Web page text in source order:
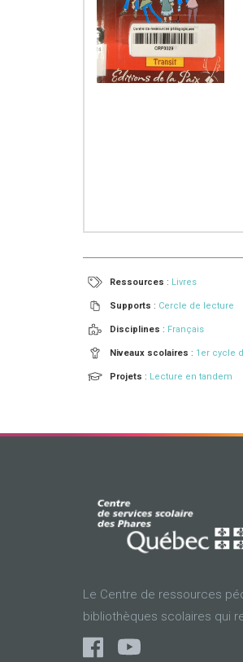
Ressources : Livres
Supports : Cercle de lecture
Disciplines : Français
Niveaux scolaires : 1er cycle
Projets : Lecture en tandem
Le Centre de ressources
bibliothèques scolaires qui